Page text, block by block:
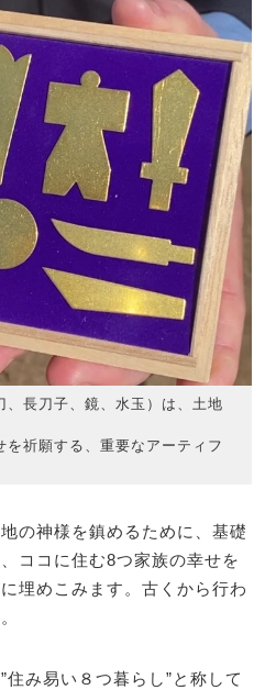
、長刀子、鏡、水玉）は、土地
を祈願する、重要なアーティフ
の神様を鎮めるために、基礎
ココに住む8つ家族の幸せを
埋めこみます。古くから行わ
み易い８つ暮らし”と称して